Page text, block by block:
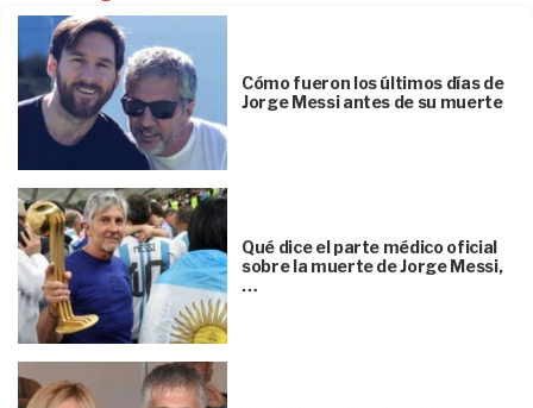
Cómo fueron los últimos días de
Jorge Messi antes de su muerte
Qué dice el parte médico oficial
sobre la muerte de Jorge Messi,
…